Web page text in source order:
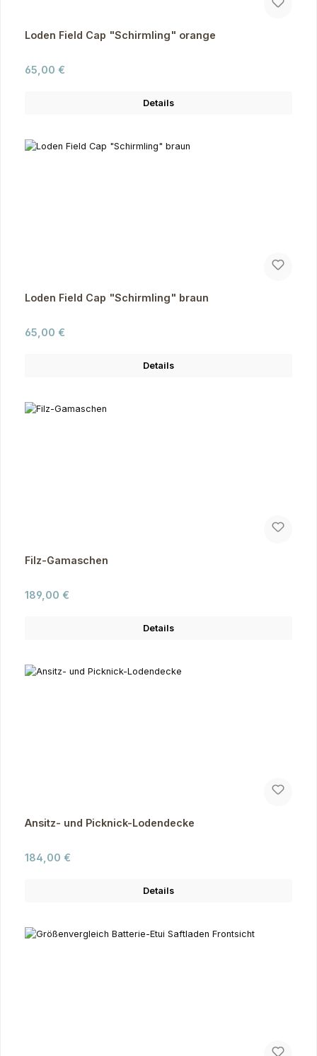
Loden Field Cap "Schirmling" orange
Regulärer Preis:
65,00 €
Details
Loden Field Cap "Schirmling" braun
Regulärer Preis:
65,00 €
Details
Filz-Gamaschen
Regulärer Preis:
189,00 €
Details
Ansitz- und Picknick-Lodendecke
Regulärer Preis:
184,00 €
Details